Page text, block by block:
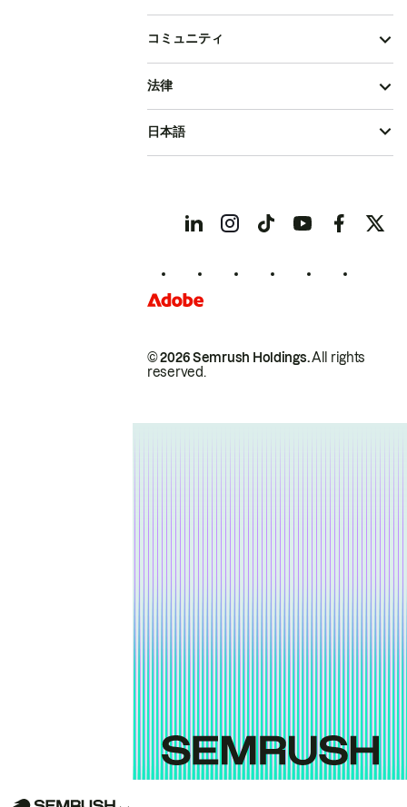
コミュニティ
© 2026 Semrush Holdings.All rights
reserved.
法律
日本語